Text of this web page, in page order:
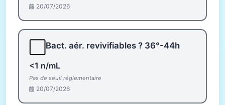
20/07/2026
Bact. aér. revivifiables ? 36°-44h
<1 n/mL
Pas de seuil réglementaire
20/07/2026